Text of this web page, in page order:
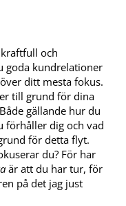
och
goda kundrelationer
ditt mesta fokus.
till grund för dina
gällande hur du
förhåller dig och vad
för detta flyt.
du? För har
är att du har tur, för
på det jag just